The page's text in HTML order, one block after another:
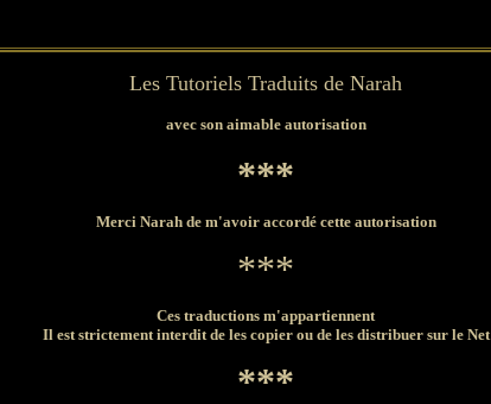
Les Tutoriels Traduits de Narah
avec son aimable autorisation
***
Merci Narah de m'avoir accordé cette autorisation
***
Ces traductions m'appartiennent
Il est strictement interdit de les copier ou de les distribuer sur le Net
***